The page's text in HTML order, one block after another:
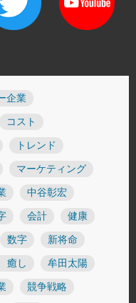
企業
コスト
トレンド
マーケティング
中谷彰宏
会計 健康
数字 新将命
癒し 牟田太陽
競争戦略